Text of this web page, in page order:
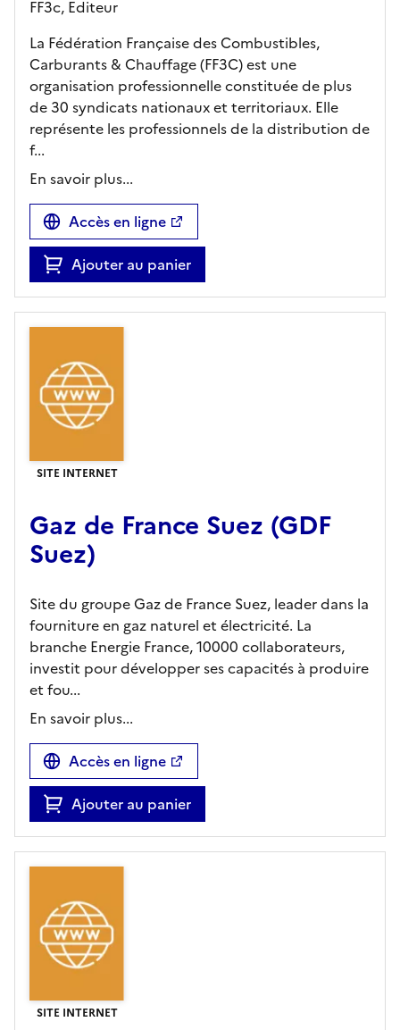
FF3c, Editeur
La Fédération Française des Combustibles,
Carburants & Chauffage (FF3C) est une
organisation professionnelle constituée de plus
de 30 syndicats nationaux et territoriaux. Elle
représente les professionnels de la distribution de
f...
En savoir plus...
Accès en ligne
Ajouter au panier
SITE INTERNET
Gaz de France Suez (GDF
Suez)
Site du groupe Gaz de France Suez, leader dans la
fourniture en gaz naturel et électricité. La
branche Energie France, 10000 collaborateurs,
investit pour développer ses capacités à produire
et fou...
En savoir plus...
Accès en ligne
Ajouter au panier
SITE INTERNET